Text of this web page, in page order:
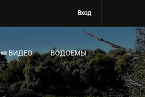
Вход
⏯ ВИДЕО ВОДОЕМЫ